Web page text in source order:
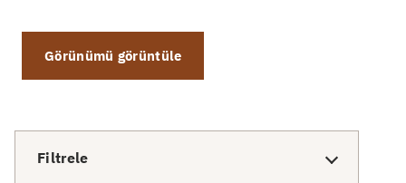
Görünümü görüntüle
Filtrele